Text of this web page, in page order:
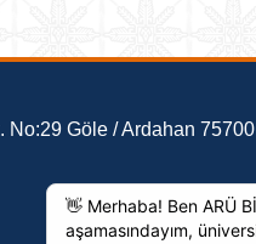
No:29 Göle / Ardahan 75700